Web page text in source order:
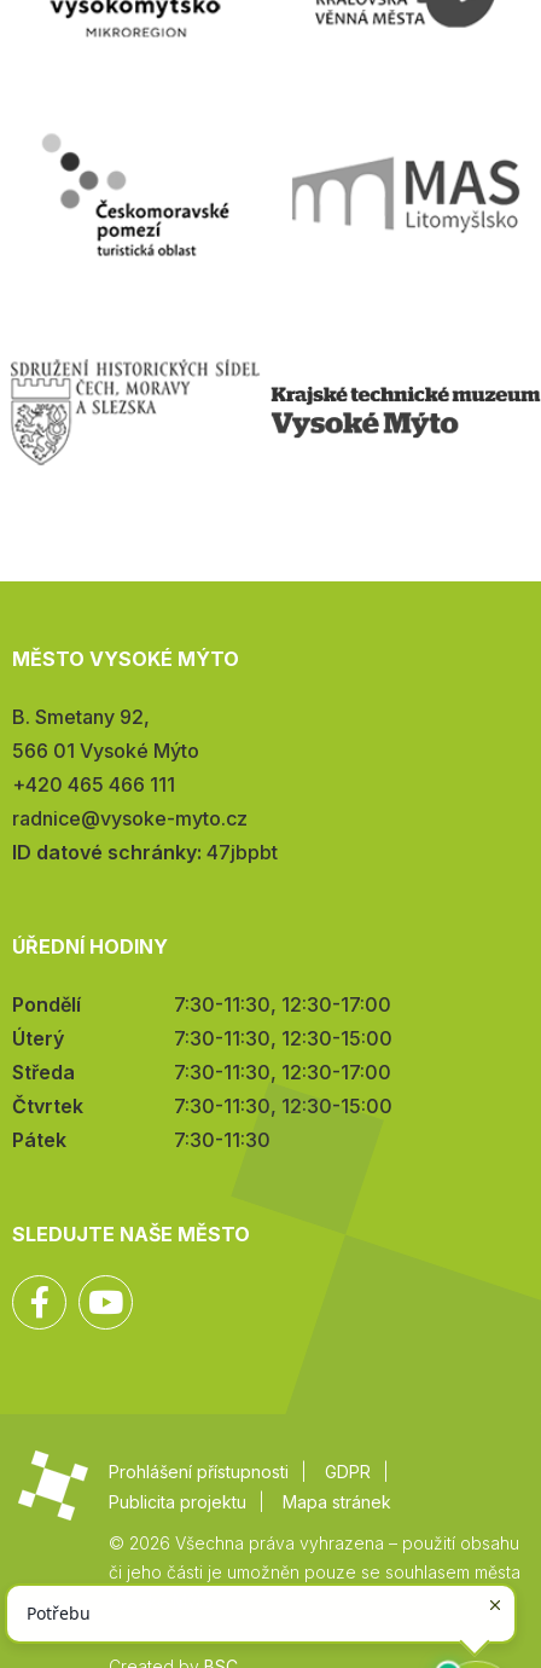
MĚSTO VYSOKÉ MÝTO
Adresa:
B. Smetany 92,
566 01 Vysoké Mýto
Telefon:
+420 465 466 111
E-
mail:
radnice@vysoke-myto.cz
ID datové schránky: 47jbpbt
ÚŘEDNÍ HODINY
Pondělí
7:30-11:30, 12:30-17:00
Úterý
7:30-11:30, 12:30-15:00
Středa
7:30-11:30, 12:30-17:00
Čtvrtek
7:30-11:30, 12:30-15:00
Pátek
7:30-11:30
SLEDUJTE NAŠE MĚSTO
Facebook
Prohlášení přístupnosti
GDPR
Publicita projektu
Mapa stránek
© 2026 Všechna práva vyhrazena – použití obsahu
či jeho části je umožněn pouze se souhlasem města